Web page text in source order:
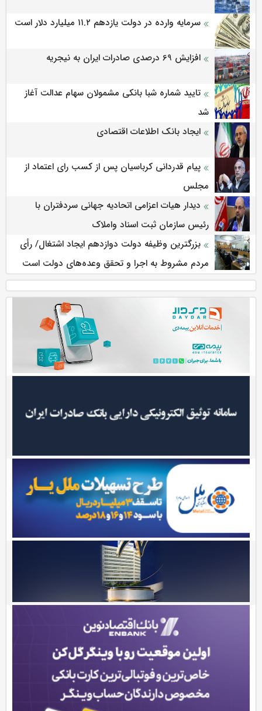
سرمایه وارده در دولت یازدهم ۱۱.۲ میلیارد دلار است
افزایش 69 درصدی صادرات ایران به نیجریه
تایید شماره شبا بانکی مشمولان سهام عدالت آغاز
شد
ایجاد بانک اطلاعات اقتصادی
پیام قدردانی کرباسیان پس از کسب رای اعتماد از
مجلس
دیدار هیات اعزامی اتحادیه جهانی سردفتران با
رئیس سازمان ثبت اسناد واملاک
بزرگترین وظیفه دولت دوازدهم ایجاد اشتغال/ رأی
مردم مشروط به اجرا و تحقق وعده‌های دولت است